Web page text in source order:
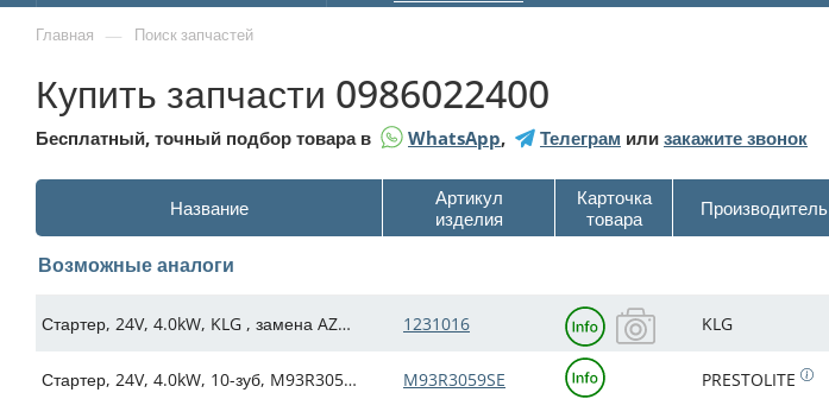
Главная — Поиск запчастей
Купить запчасти 0986022400
Бесплатный, точный подбор товара в WhatsApp, Телеграм или закажите звонок
Название
Артикул
изделия
Карточка
товара
Производитель
Возможные аналоги
Стартер, 24V, 4.0kW, KLG , замена AZF4237, 11131846, IMS201005, 04892338, 0001231016, 0001263022, 0986020170, 0986022400 (Искра АЕ: IMS812315) 1231016 KLG
Стартер, 24V, 4.0kW, 10-зуб, M93R3059SE (Искра АЕ: IMS506935) M93R3059SE PRESTOLITE